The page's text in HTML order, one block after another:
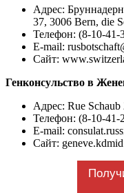
Адрес:
37, 3006 Bern, die
Телефон: (8-10-41-
E-mail:
Сайт:
Генконсульство в
Адрес: Rue
Телефон: (8-10-41-
E-mail:
Сайт: